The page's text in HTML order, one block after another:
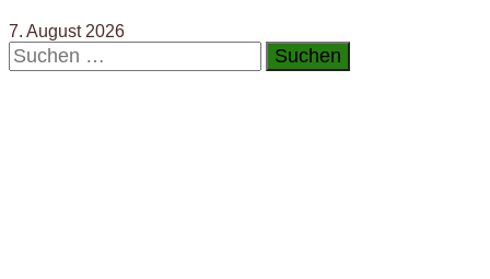
7. August 2026
Suchen
nach: